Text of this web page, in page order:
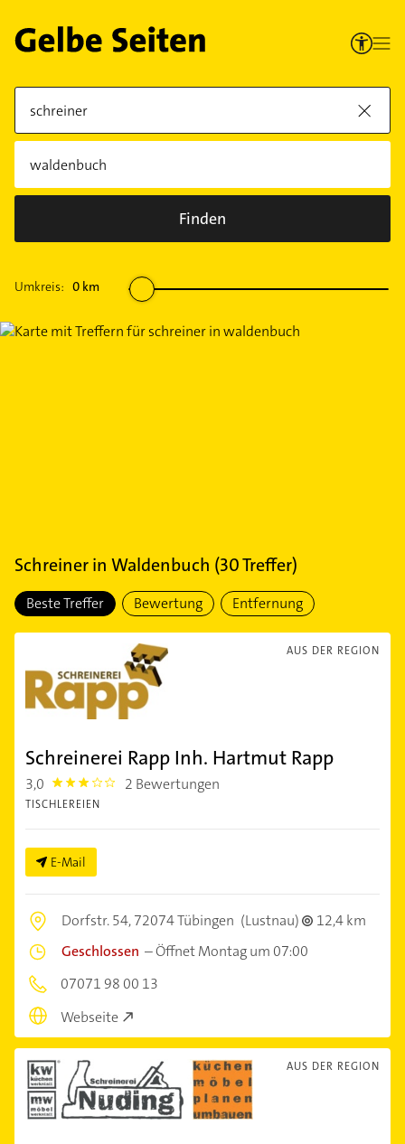
Finden
Umkreis: 0 km
Schreinerin Waldenbuch (30Treffer)
Beste Treffer Bewertung Entfernung
AUS DER REGION
Schreinerei Rapp Inh. Hartmut Rapp
3,0 3.0 2 Bewertungen
TISCHLEREIEN
E-Mail
Dorfstr. 54,72074 Tübingen (Lustnau)
12,4 km
Geschlossen –Öffnet Montag um 07:00
07071 98 00 13
Webseite
AUS DER REGION